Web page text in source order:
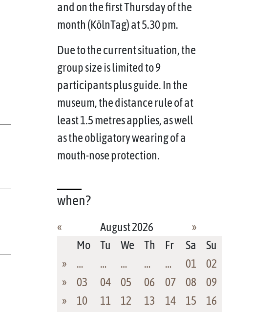
and on the first Thursday of the
month (KölnTag) at 5.30 pm.
Due to the current situation, the
group size is limited to 9
participants plus guide. In the
museum, the distance rule of at
least 1.5 metres applies, as well
as the obligatory wearing of a
mouth-nose protection.
when?
»
«
August 2026
Mo
Tu We Th Fr Sa
Su
»
… … … … … 01
02
»
03 04 05 06 07 08
09
»
10 11 12 13 14 15
16